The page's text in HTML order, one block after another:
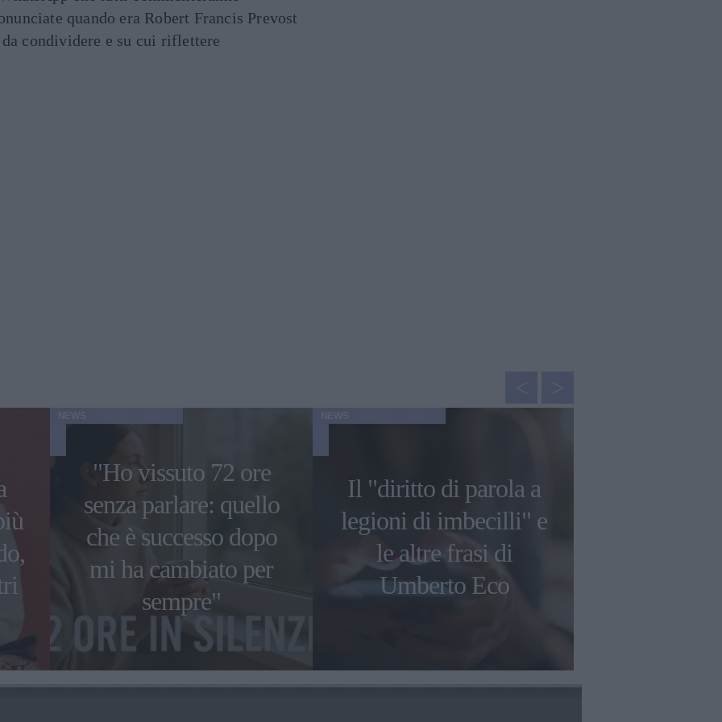
quando era Robert Francis Prevost
condividere e su cui riflettere
"Ho vissuto 72 ore
senza parlare: quello
che è successo dopo
mi ha cambiato per
sempre"
Il "diritto di parola a
legioni di imbecilli" e
le altre frasi di
Umberto Eco